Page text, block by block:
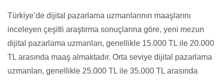
Türkiye’de dijital pazarlama uzmanlarının maaşlarını
inceleyen çeşitli araştırma sonuçlarına göre, yeni mezun
dijital pazarlama uzmanları, genellikle 15.000 TL ile 20.000
TL arasında maaş almaktadır. Orta seviye dijital pazarlama
uzmanları, genellikle 25.000 TL ile 35.000 TL arasında